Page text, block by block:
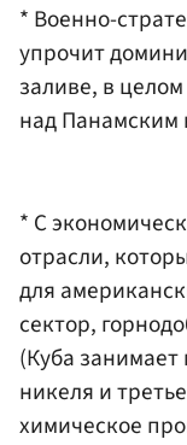
* Военно-
упрочит
заливе, в
над Панамским
* С
отрасли,
для
сектор,
(Куба
никеля и
химическое